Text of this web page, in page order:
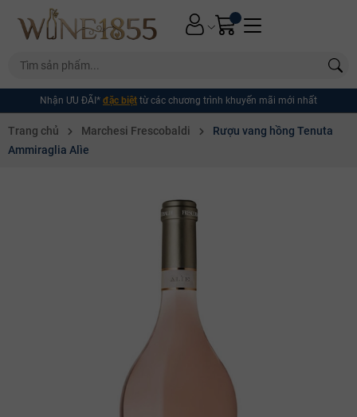
Nhận ƯU ĐÃI* đặc biệt từ các chương trình khuyến mãi mới nhất
Trang chủ Marchesi Frescobaldi
Rượu vang hồng Tenuta
Ammiraglia Alìe